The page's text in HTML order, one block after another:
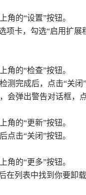
角的“设置”按钮。
项卡，勾选“启用扩展
角的“检查”按钮。
测完成后，点击“关闭”
会弹出警告对话框，
角的“更新”按钮。
点击“关闭”按钮。
角的“更多”按钮。
在列表中找到你要卸